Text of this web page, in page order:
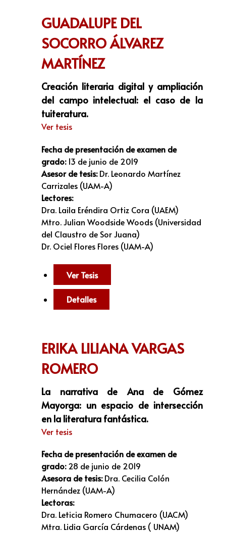
GUADALUPE DEL
SOCORRO ÁLVAREZ
MARTÍNEZ
Creación literaria digital y ampliación
del campo intelectual: el caso de la
tuiteratura.
Ver tesis
Fecha de presentación de examen de
grado:13 de junio de 2019
Asesor de tesis:Dr. Leonardo Martínez
Carrizales (UAM-A)
Lectores:
Dra. Laila Eréndira Ortiz Cora (UAEM)
Mtro. Julian Woodside Woods (Universidad
del Claustro de Sor Juana)
Dr. Ociel Flores Flores (UAM-A)
Ver Tesis
Detalles
ERIKA LILIANA VARGAS
ROMERO
La narrativa de Ana de Gómez
Mayorga: un espacio de intersección
en la literatura fantástica.
Ver tesis
Fecha de presentación de examen de
grado:28 de junio de 2019
Asesora de tesis:Dra. Cecilia Colón
Hernández (UAM-A)
Lectoras:
Dra. Leticia Romero Chumacero (UACM)
Mtra. Lidia García Cárdenas ( UNAM)